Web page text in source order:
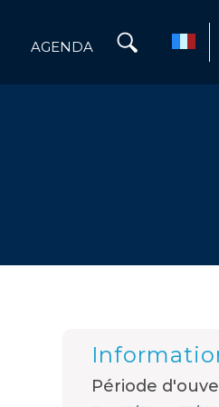
AGENDA
Période